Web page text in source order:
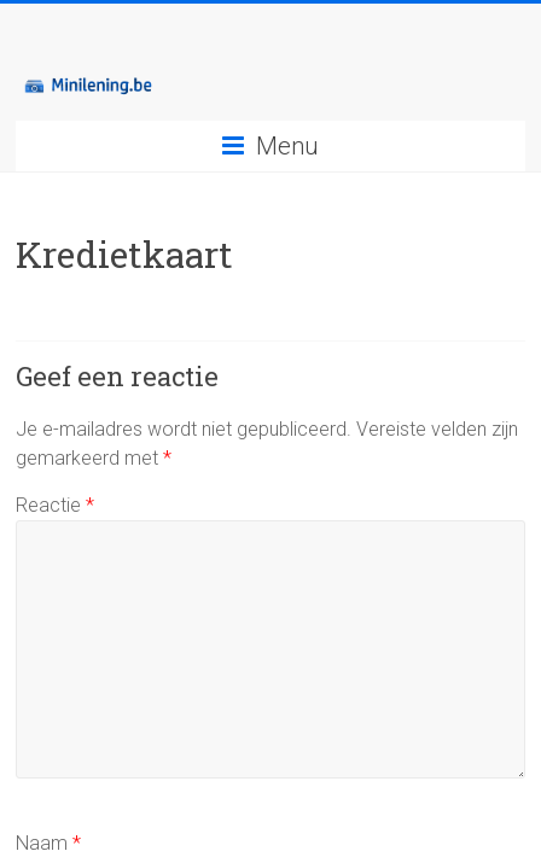
Menu
Kredietkaart
Geef een reactie
Je e-mailadres wordt niet gepubliceerd. Vereiste velden zijn
gemarkeerd met*
Reactie*
Naam*